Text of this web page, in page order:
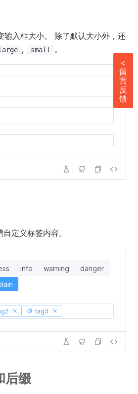
输入框大小。 除了默认大小外，还
, small 。
自定义标签内容。
info warning
danger
tag3
后缀
<
留
言
反
馈